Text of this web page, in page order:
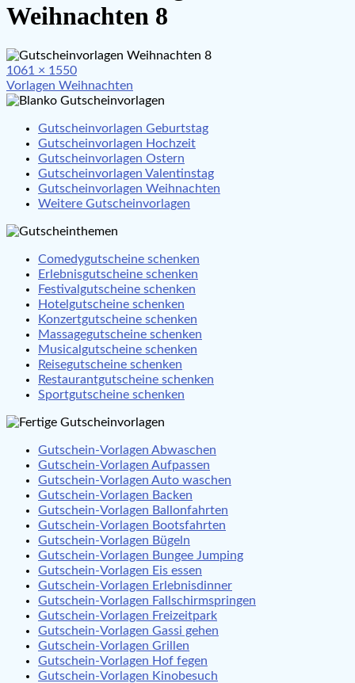
Weihnachten 8
Full
size
1061 × 1550
Beitragsnavigation
Vorlagen Weihnachten
Gutscheinvorlagen Geburtstag
Gutscheinvorlagen Hochzeit
Gutscheinvorlagen Ostern
Gutscheinvorlagen Valentinstag
Gutscheinvorlagen Weihnachten
Weitere Gutscheinvorlagen
Comedygutscheine schenken
Erlebnisgutscheine schenken
Festivalgutscheine schenken
Hotelgutscheine schenken
Konzertgutscheine schenken
Massagegutscheine schenken
Musicalgutscheine schenken
Reisegutscheine schenken
Restaurantgutscheine schenken
Sportgutscheine schenken
Gutschein-Vorlagen Abwaschen
Gutschein-Vorlagen Aufpassen
Gutschein-Vorlagen Auto waschen
Gutschein-Vorlagen Backen
Gutschein-Vorlagen Ballonfahrten
Gutschein-Vorlagen Bootsfahrten
Gutschein-Vorlagen Bügeln
Gutschein-Vorlagen Bungee Jumping
Gutschein-Vorlagen Eis essen
Gutschein-Vorlagen Erlebnisdinner
Gutschein-Vorlagen Fallschirmspringen
Gutschein-Vorlagen Freizeitpark
Gutschein-Vorlagen Gassi gehen
Gutschein-Vorlagen Grillen
Gutschein-Vorlagen Hof fegen
Gutschein-Vorlagen Kinobesuch